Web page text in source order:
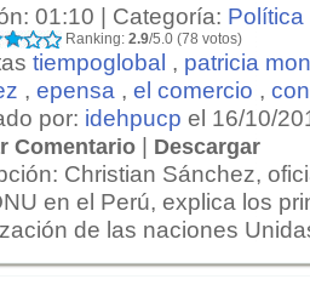
01:10 | Categoría: Política
Ranking: 2.9/5.0 (78 votos)
tiempoglobal , patricia
, epensa , el comercio ,
por: idehpucp el 16/10/
Comentario | Descargar
Christian Sánchez,
en el Perú, explica los
de las naciones